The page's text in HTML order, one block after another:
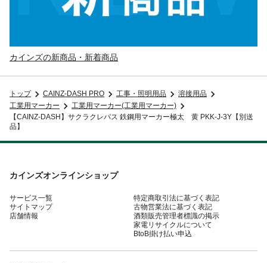
カインズの新商品・新着商品
トップ CAINZ-DASH PRO 工事・照明用品
溶接用品
工業用マーカー
工業用マーカー(工業用マーカー)
【CAINZ-DASH】サクラクレパス 鉄鋼用マーカー極太 黄 PKK-J-3Y【別送
品】
カインズオンラインショップ
サービス一覧
サイトマップ
店舗情報
特定商取引法に基づく表記
古物営業法に基づく表記
酒類販売管理者標識の掲示
家電リサイクルについて
BtoB掛け払い申込